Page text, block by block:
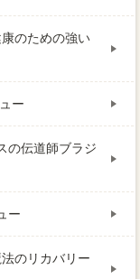
のための強い
ー
の伝道師ブラジ
ー
のリカバリー